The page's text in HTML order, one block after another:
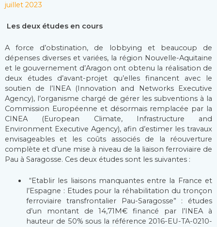
juillet 2023
Les deux études en cours
A force d’obstination, de lobbying et beaucoup de
dépenses diverses et variées, la région Nouvelle-Aquitaine
et le gouvernement d’Aragon ont obtenu la réalisation de
deux études d’avant-projet qu’elles financent avec le
soutien de l’INEA (Innovation and Networks Executive
Agency), l’organisme chargé de gérer les subventions à la
Commission Européenne et désormais remplacée par la
CINEA (European Climate, Infrastructure and
Environment Executive Agency), afin d’estimer les travaux
envisageables et les coûts associés de la réouverture
complète et d’une mise à niveau de la liaison ferroviaire de
Pau à Saragosse. Ces deux études sont les suivantes :
“Etablir les liaisons manquantes entre la France et
l’Espagne : Etudes pour la réhabilitation du tronçon
ferroviaire transfrontalier Pau-Saragosse” : études
d’un montant de 14,71M€ financé par l’INEA à
hauteur de 50% sous la référence 2016-EU-TA-0210-